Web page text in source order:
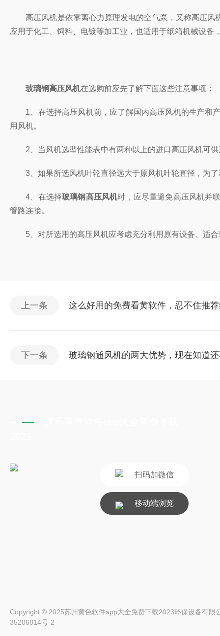
高压风机是依靠离心力原理发电的空气泵，又称高压风机和涡
应用于化工、饲料、电镀等加工业，也适用于纸箱机械设备
玻璃钢高压风机在选购前应先了解下面这些注意事项：
1、在选择高压风机前，应了解国内高压风机的生产和产
用风机。
2、当风机选型性能表中有两种以上的进口高压风机可供
3、如果所选风机叶轮直径远大于原风机叶轮直径，为
4、在选择玻璃钢高压风机时，应尽量避免高压风机并
管路连接。
5、对所选用的高压风机应考虑充分利用原有设备、适
上一条 这么好用的免费看黄软件，忍不住推
下一条 玻璃钢通风机的两大优势，现在知道
扫码加微信
移动端浏览
Copyright © 2025苏州黄色软件app大全免费下载2023环保设备有限
35206814号-2